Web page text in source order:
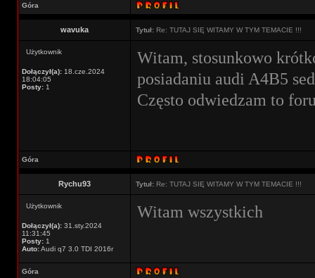
Góra
wavuka Tytuł: Re: TUTAJ SIĘ WITAMY W TYM TEMACIE !!!
Użytkownik
Dołączył(a): 18.cze.2024
18:04:05
Posty: 1
Witam, stosunkowo
posiadaniu audi A4B5
Często odwiedzam to
Góra
Rychu93 Tytuł: Re: TUTAJ SIĘ WITAMY W TYM TEMACIE !!!
Użytkownik
Dołączył(a): 31.sty.2024
11:31:45
Posty: 1
Auto:Audi q7 3.0 TDI 2016r
Witam wszystkich
Góra